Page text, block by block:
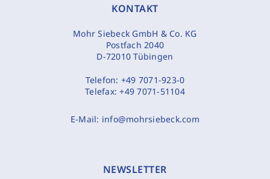
KONTAKT
Mohr Siebeck GmbH & Co. KG
Postfach 2040
D-72010 Tübingen
Telefon: +49 7071-923-0
Telefax:+49 7071-51104
E-Mail: info@mohrsiebeck.com
NEWSLETTER